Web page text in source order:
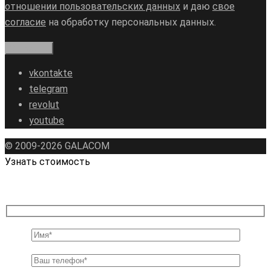
отношении пользовательских данных и даю свое
согласие на обработку персональных данных.
vkontakte
telegram
revolut
youtube
© 2009-2026 GALAСOM
Узнать стоимость